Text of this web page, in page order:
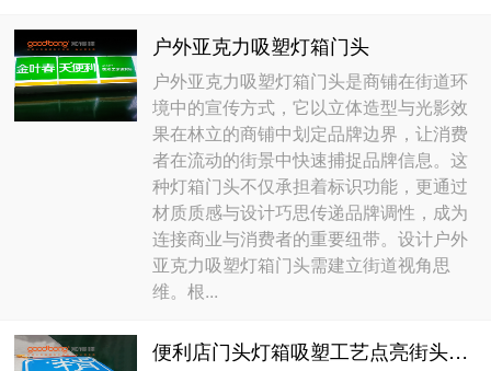
户外亚克力吸塑灯箱门头
户外亚克力吸塑灯箱门头是商铺在街道环
境中的宣传方式，它以立体造型与光影效
果在林立的商铺中划定品牌边界，让消费
者在流动的街景中快速捕捉品牌信息。这
种灯箱门头不仅承担着标识功能，更通过
材质质感与设计巧思传递品牌调性，成为
连接商业与消费者的重要纽带。设计户外
亚克力吸塑灯箱门头需建立街道视角思
维。根...
便利店门头灯箱吸塑工艺点亮街头的品牌窗口